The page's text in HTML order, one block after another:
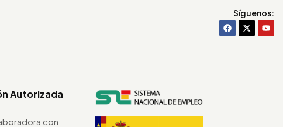
Síguenos:
Autorizada
con